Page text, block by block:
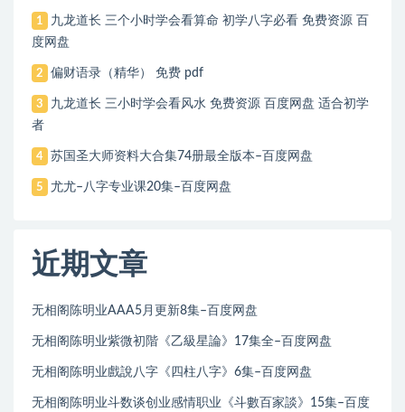
1
九龙道长 三个小时学会看算命 初学八字必看 免费资源 百
度网盘
2 偏财语录（精华） 免费 pdf
3
九龙道长 三小时学会看风水 免费资源 百度网盘 适合初学
者
4 苏国圣大师资料大合集74册最全版本–百度网盘
5 尤尤–八字专业课20集–百度网盘
近期文章
无相阁陈明业AAA5月更新8集–百度网盘
无相阁陈明业紫微初階《乙級星論》17集全–百度网盘
无相阁陈明业戲說八字《四柱八字》6集–百度网盘
无相阁陈明业斗数谈创业感情职业《斗數百家談》15集–百度